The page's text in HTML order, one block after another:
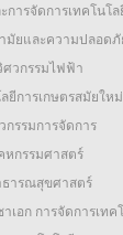
การจัดการเทคโนโ
มัยและความปลอดภั
ศวกรรมไฟฟ้า
ยีการเกษตรสมัยใหม่
กรรมการจัดการ
หกรรมศาสตร์
ธารณสุขศาสตร์
เอก การจัดการเท